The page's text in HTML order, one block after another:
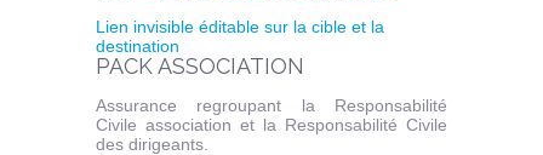
Lien invisible éditable sur la cible et la
destination
PACK ASSOCIATION
Assurance regroupant la Responsabilité
Civile association et la Responsabilité Civile
des dirigeants.